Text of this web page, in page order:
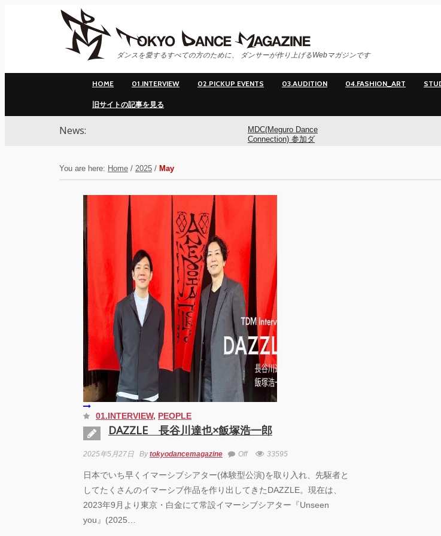
ダンスを愛するすべての方のために、 ダンサーが作り上げるWebマガジンです
HOME 01.INTERVIEW 02.PICKUP EVENTS 03.AUDITION 04.FASHION_ART
旧サイトの記事を見る
News:
MDC(Meguro Dance
Connection) 参加ダ
MDC(Meguro Dance
YOKO
アオイヤマダ&小栗
基裕(s**t kingz)出
演！ KAAT神奈川
芸術劇場『未練の幽
霊と怪物―「珊瑚」
「円山町」―』
“心が動く瞬間”を集
めて。120人で過去
最高に挑むダンス公
演『ANTENNA』
Produced by YOH
UENO
梅田宏明＋Somatic
公演「動態 ‒
sensorial」
DREAMS ONEMAN
GREATEST SHOW
FINAL 2DAYS
You are here: Home / 2025 / May
01.INTERVIEW, PEOPLE
DAZZLE 長谷川達也×飯塚浩一郎
2025年5月27日 Bytokyodancemagazine Off 33595
日本でいち早くイマーシブシアター(体験型公演)を取り入れ、先駆者と
してたくさんのイマーシブ作品を作り出してきたDAZZLE。現在は、
2023年9月より東京・白金にて常設イマーシブシアター『Unseen
you』(2025…